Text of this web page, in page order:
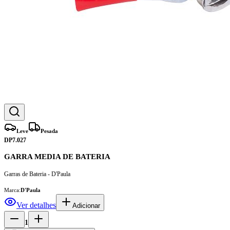
Leve Pesada
DP7.027
GARRA MEDIA DE BATERIA
Garras de Bateria - D'Paula
Marca:D'Paula
Ver detalhes Adicionar
1